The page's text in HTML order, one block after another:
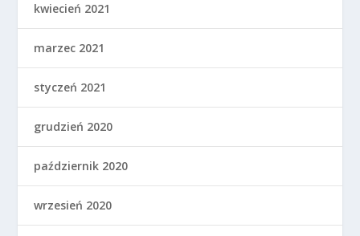
kwiecień 2021
marzec 2021
styczeń 2021
grudzień 2020
październik 2020
wrzesień 2020